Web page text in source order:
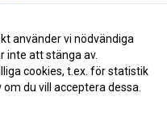
2018-01-26 11:34
2018-01-26 11:30
använder vi nödvändiga
inte att stänga av.
cookies, t.ex. för statistik
du vill acceptera dessa.